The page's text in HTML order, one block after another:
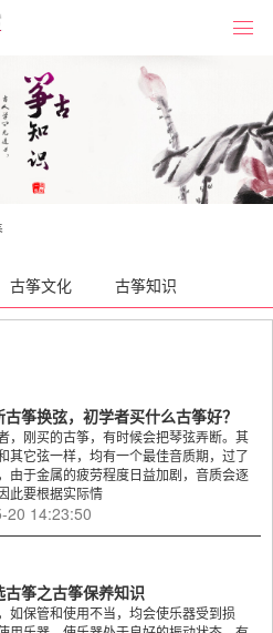
古筝文化 古筝知识
筝换弦，初学者买什么古筝好？
，刚买的古筝，有时候会把琴弦弄断。其
其它弦一样，均有一个最佳音质期，过了
由于金属的疲劳程度日益加剧，音质会逐
此要根据实际情
20 14:23:50
古筝之古筝保养知识
如保管和使用不当，均会使乐器受到损